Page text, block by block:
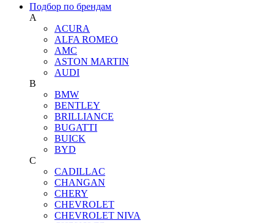
Подбор по брендам
A
ACURA
ALFA ROMEO
AMC
ASTON MARTIN
AUDI
B
BMW
BENTLEY
BRILLIANCE
BUGATTI
BUICK
BYD
C
CADILLAC
CHANGAN
CHERY
CHEVROLET
CHEVROLET NIVA